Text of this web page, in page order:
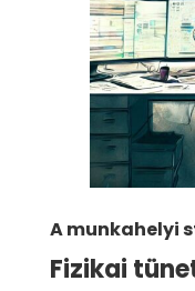
A munkahelyi
Fizikai